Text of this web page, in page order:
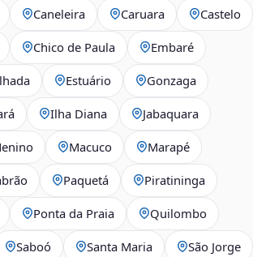
Caneleira Caruara Castelo
Chico de Paula Embaré
Estuário Gonzaga
Ilha Diana Jabaquara
Macuco Marapé
Paquetá Piratininga
Ponta da Praia Quilombo
Saboó Santa Maria São Jorge